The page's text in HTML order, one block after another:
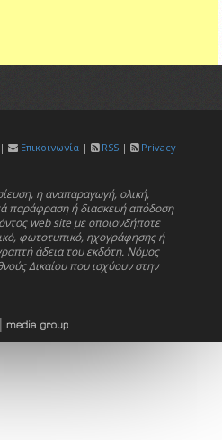
| Επικοινωνία | RSS |
Privacy
η αναπαραγωγή, ολική,
παράφραση ή διασκευή απόδοση
web site με οποιονδήποτε
φωτοτυπικό, ηχογράφησης ή
άδεια του εκδότη. Νόμος
Δικαίου που ισχύουν στην